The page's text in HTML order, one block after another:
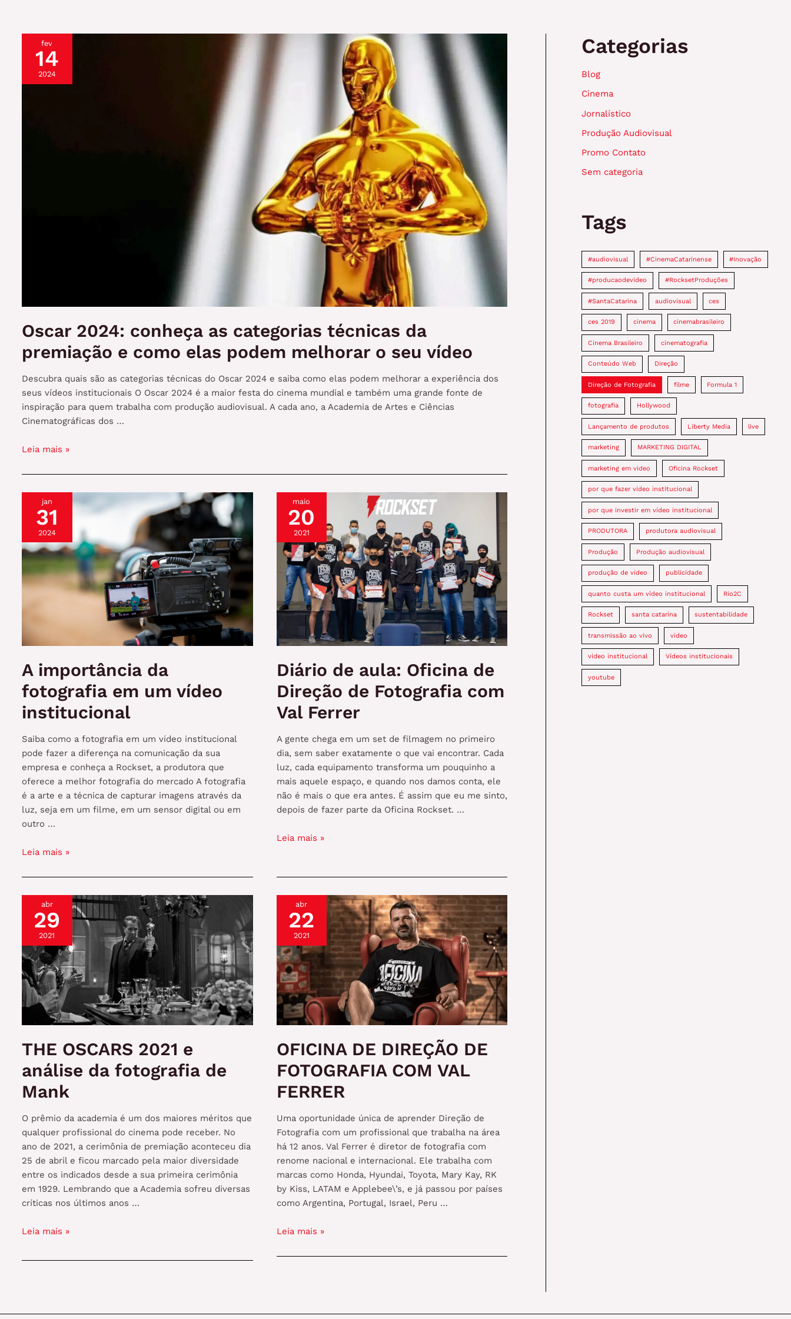
fev
14
2024
Oscar 2024: conheça as categorias técnicas da
premiação e como elas podem melhorar o seu vídeo
Descubra quais são as categorias técnicas do Oscar 2024 e saiba como elas podem melhorar a experiência dos
seus vídeos institucionais O Oscar 2024 é a maior festa do cinema mundial e também uma grande fonte de
inspiração para quem trabalha com produção audiovisual. A cada ano, a Academia de Artes e Ciências
Cinematográficas dos …
Oscar
conheça
as
categorias
técnicas
premiação
e
como
elas
seu
Leia mais »
jan
31
2024
A importância da
fotografia em um vídeo
institucional
Saiba como a fotografia em um vídeo institucional
pode fazer a diferença na comunicação da sua
empresa e conheça a Rockset, a produtora que
oferece a melhor fotografia do mercado A fotografia
é a arte e a técnica de capturar imagens através da
luz, seja em um filme, em um sensor digital ou em
outro …
A
da
fotografia
vídeo
institucional
Leia mais »
maio
20
2021
Diário de aula: Oficina de
Direção de Fotografia com
Val Ferrer
A gente chega em um set de filmagem no primeiro
dia, sem saber exatamente o que vai encontrar. Cada
luz, cada equipamento transforma um pouquinho a
mais aquele espaço, e quando nos damos conta, ele
não é mais o que era antes. É assim que eu me sinto,
depois de fazer parte da Oficina Rockset. …
Diário
Oficina
de
Direção
Fotografia
com
Val
Ferrer
Leia mais »
abr
29
2021
THE OSCARS 2021 e
análise da fotografia de
Mank
O prêmio da academia é um dos maiores méritos que
qualquer profissional do cinema pode receber. No
ano de 2021, a cerimônia de premiação aconteceu dia
25 de abril e ficou marcado pela maior diversidade
entre os indicados desde a sua primeira cerimônia
em 1929. Lembrando que a Academia sofreu diversas
críticas nos últimos anos …
THE
2021
fotografia
Leia mais »
abr
22
2021
OFICINA DE DIREÇÃO DE
FOTOGRAFIA COM VAL
FERRER
Uma oportunidade única de aprender Direção de
Fotografia com um profissional que trabalha na área
há 12 anos. Val Ferrer é diretor de fotografia com
renome nacional e internacional. Ele trabalha com
marcas como Honda, Hyundai, Toyota, Mary Kay, RK
by Kiss, LATAM e Applebee\’s, e já passou por países
como Argentina, Portugal, Israel, Peru …
OFICINA
DIREÇÃO
VAL
Leia mais »
Categorias
Blog
Cinema
Jornalístico
Produção Audiovisual
Promo Contato
Sem categoria
Tags
#audiovisual #CinemaCatarinense #Inovação
#producaodevideo #RocksetProduções
#SantaCatarina audiovisual ces
ces 2019 cinema cinemabrasileiro
Cinema Brasileiro cinematografia
Conteúdo Web Direção
Direção de Fotografia filme Formula 1
fotografia Hollywood
Lançamento de produtos Liberty Media live
marketing MARKETING DIGITAL
marketing em video Oficina Rockset
por que fazer vídeo institucional
por que investir em vídeo institucional
PRODUTORA produtora audiovisual
Produção Produção audiovisual
produção de vídeo publicidade
quanto custa um vídeo institucional Rio2C
Rockset santa catarina sustentabilidade
transmissão ao vivo video
vídeo institucional Vídeos institucionais
youtube